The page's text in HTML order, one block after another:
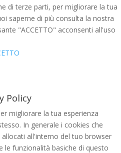
di terze parti, per migliorare la tua
saperne di più consulta la nostra
"ACCETTO" acconsenti all'uso
Policy
migliorare la tua esperienza
In generale i cookies che
all'interno del tuo browser
le funzionalità basiche di questo